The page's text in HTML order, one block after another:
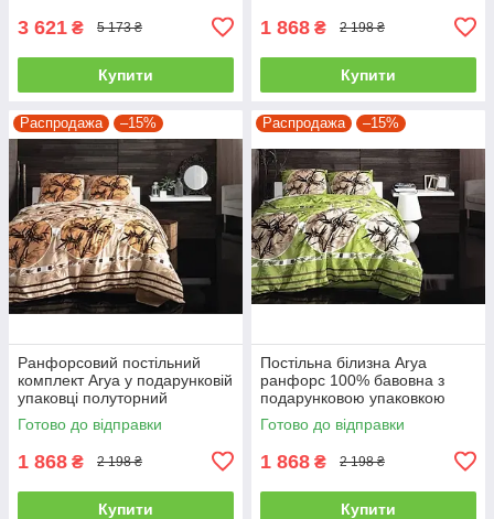
3 621 ₴ 5 173 ₴
Купити
1 868 ₴ 2 198 ₴
Купити
Распродажа –15%
Ранфорсовий постільний
комплект Arya у подарунковій
упаковці полуторний
Готово до відправки
1 868 ₴ 2 198 ₴
Купити
Распродажа –15%
Постільна білизна Arya
ранфорс 100% бавовна з
подарунковою упаковкою
полуторний
Готово до відправки
1 868 ₴ 2 198 ₴
Купити